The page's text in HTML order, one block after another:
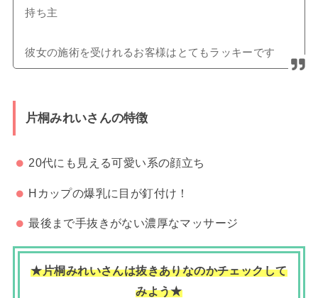
持ち主
彼女の施術を受けれるお客様はとてもラッキーです
片桐みれいさんの特徴
20代にも見える可愛い系の顔立ち
Hカップの爆乳に目が釘付け！
最後まで手抜きがない濃厚なマッサージ
★片桐みれいさんは抜きありなのかチェックして
みよう★